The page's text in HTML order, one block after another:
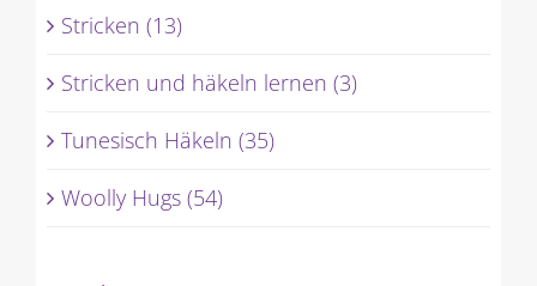
Stricken (13)
Stricken und häkeln lernen (3)
Tunesisch Häkeln (35)
Woolly Hugs (54)